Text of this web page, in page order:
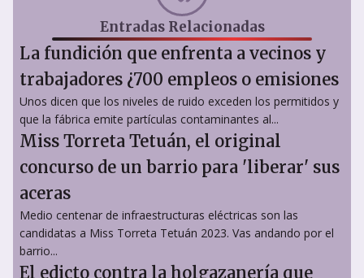
Entradas Relacionadas
La fundición que enfrenta a vecinos y
trabajadores ¿700 empleos o emisiones
Unos dicen que los niveles de ruido exceden los permitidos y
que la fábrica emite partículas contaminantes al...
Miss Torreta Tetuán, el original
concurso de un barrio para 'liberar' sus
aceras
Medio centenar de infraestructuras eléctricas son las
candidatas a Miss Torreta Tetuán 2023. Vas andando por el
barrio...
El edicto contra la holgazanería que